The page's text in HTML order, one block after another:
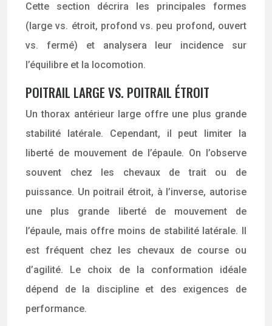
Cette section décrira les principales formes
(large vs. étroit, profond vs. peu profond, ouvert
vs. fermé) et analysera leur incidence sur
l’équilibre et la locomotion.
POITRAIL LARGE VS. POITRAIL ÉTROIT
Un thorax antérieur large offre une plus grande
stabilité latérale. Cependant, il peut limiter la
liberté de mouvement de l’épaule. On l’observe
souvent chez les chevaux de trait ou de
puissance. Un poitrail étroit, à l’inverse, autorise
une plus grande liberté de mouvement de
l’épaule, mais offre moins de stabilité latérale. Il
est fréquent chez les chevaux de course ou
d’agilité. Le choix de la conformation idéale
dépend de la discipline et des exigences de
performance.